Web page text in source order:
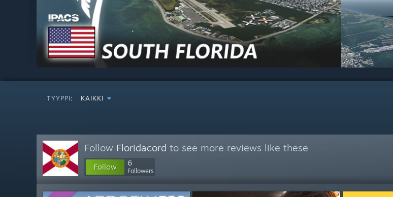
TYYPPI: KAIKKI
Follow Floridacord to see more reviews like these
Follow 6
Followers